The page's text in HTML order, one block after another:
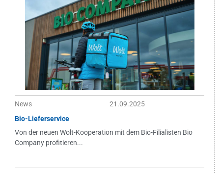
News
21.09.2025
Bio-Lieferservice
Von der neuen Wolt-Kooperation mit dem Bio-Filialisten Bio
Company profitieren...